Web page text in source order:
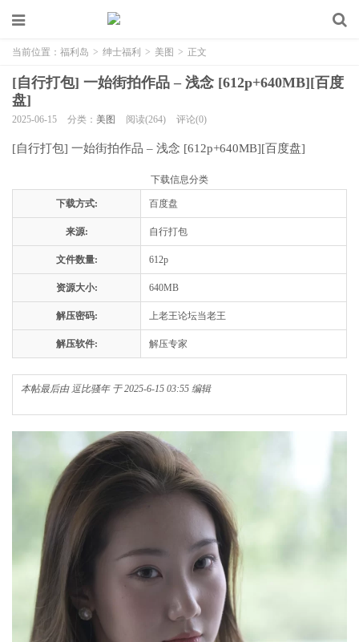
当前位置： 福利岛 > 绅士福利 > 美图 > 正文
[自行打包] 一始街拍作品 – 浅念 [612p+640MB][百度
盘]
2025-06-15 分类： 美图 阅读(264) 评论(0)
[自行打包] 一始街拍作品 – 浅念 [612p+640MB][百度盘]
下载信息分类
下载方式: 百度盘
来源: 自行打包
文件数量: 612p
资源大小: 640MB
解压密码: 上老王论坛当老王
解压软件: 解压专家
本帖最后由 逗比骚年 于 2025-6-15 03:55 编辑